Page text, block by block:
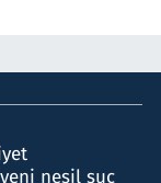
yeni nesil suç